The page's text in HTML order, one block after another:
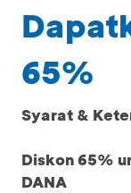
65%
Syarat &
Diskon 65%
DANA